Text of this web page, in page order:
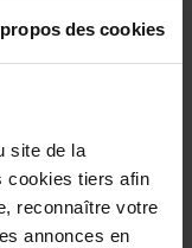
des cookies
site de la
cookies tiers afin
reconnaître votre
annonces en
premier cycle de
(titulaire d’une